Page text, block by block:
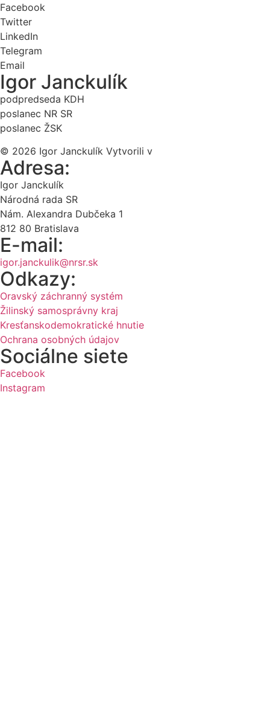
Facebook
Twitter
LinkedIn
Telegram
Email
Igor Janckulík
podpredseda KDH
poslanec NR SR
poslanec ŽSK
© 2026 Igor Janckulík Vytvorili v
Adresa:
Igor Janckulík
Národná rada SR
Nám. Alexandra Dubčeka 1
812 80 Bratislava
E-mail:
igor.janckulik@nrsr.sk
Odkazy:
Oravský záchranný systém
Žilinský samosprávny kraj
Kresťanskodemokratické hnutie
Ochrana osobných údajov
Sociálne siete
Facebook
Instagram